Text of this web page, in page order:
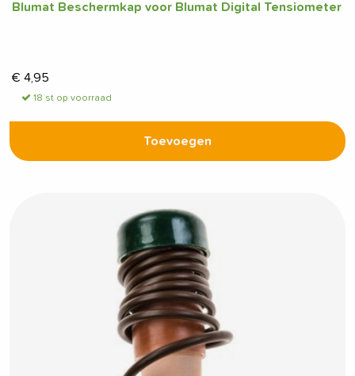
Blumat Beschermkap voor Blumat Digital Tensiometer
€ 4,95
18 st op voorraad
Toevoegen